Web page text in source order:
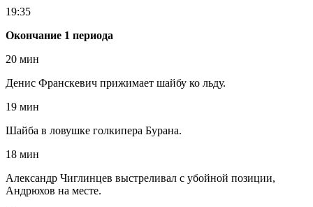
19:35
Окончание 1 периода
20 мин
Денис Франскевич прижимает шайбу ко льду.
19 мин
Шайба в ловушке голкипера Бурана.
18 мин
Александр Чиглинцев выстреливал с убойной позиции,
Андрюхов на месте.